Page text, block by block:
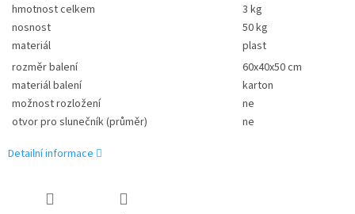
hmotnost celkem
3 kg
nosnost
50 kg
materiál
plast
rozměr balení
60x40x50 cm
materiál balení
karton
možnost rozložení
ne
otvor pro slunečník (průměr)
ne
Detailní informace